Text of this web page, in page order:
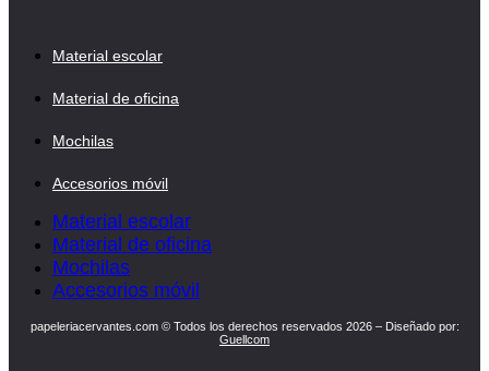
Material escolar
Material de oficina
Mochilas
Accesorios móvil
Material escolar
Material de oficina
Mochilas
Accesorios móvil
papeleriacervantes.com © Todos los derechos reservados 2026 – Diseñado por:
Guellcom